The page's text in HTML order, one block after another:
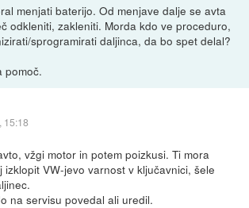
menjati baterijo. Od menjave dalje se avta
odkleniti, zakleniti. Morda kdo ve proceduro,
sprogramirati daljinca, da bo spet delal?
pomoč.
15:18
vžgi motor in potem poizkusi. Ti mora
izklopit VW-jevo varnost v ključavnici, šele
na servisu povedal ali uredil.